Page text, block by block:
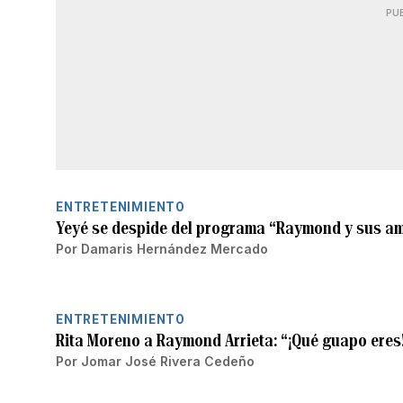
ENTRETENIMIENTO
Yeyé se despide del programa “Raymond y sus
Por Damaris Hernández Mercado
ENTRETENIMIENTO
Rita Moreno a Raymond Arrieta: “¡Qué guapo
Por Jomar José Rivera Cedeño